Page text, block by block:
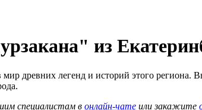
из
древних легенд и историй этого региона.
специалистам в онлайн-чате или закажите